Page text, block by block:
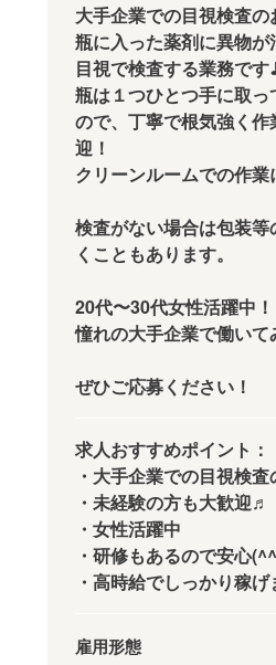
大手企業での目視検査の
瓶に入った薬剤に異物
目視で検査する業務です
瓶は１つひとつ手に取
ので、丁寧で根気強く
迎！
クリーンルームでの作業
検査がない場合は包装
くこともあります。
20代〜30代女性活躍中！
憧れの大手企業で働い
ぜひご応募ください！
求人おすすめポイント：
・大手企業での目視検査
・未経験の方も大歓迎♬
・女性活躍中
・研修もあるので安心
・高時給でしっかり稼げ
雇用形態